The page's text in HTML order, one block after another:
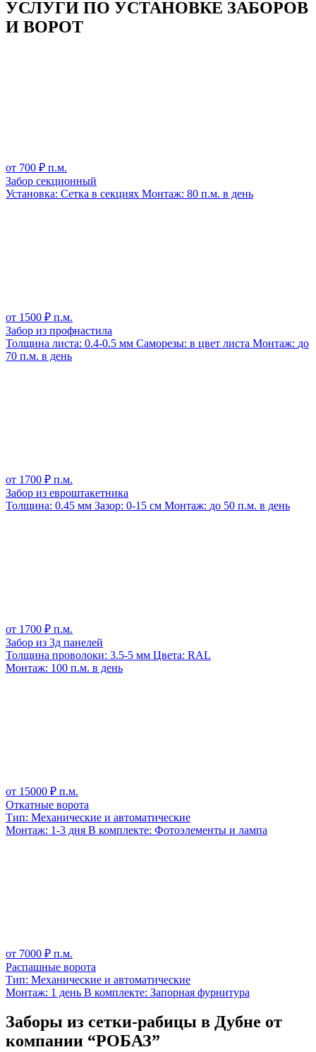
УСЛУГИ ПО УСТАНОВКЕ ЗАБОРОВ
И ВОРОТ
от 700 ₽ п.м.
Забор секционный
Установка: Сетка в секциях Монтаж: 80 п.м. в день
от 1500 ₽ п.м.
Забор из профнастила
Толщина листа: 0.4-0.5 мм Саморезы: в цвет листа Монтаж: до
70 п.м. в день
от 1700 ₽ п.м.
Забор из евроштакетника
Толщина: 0.45 мм Зазор: 0-15 см Монтаж: до 50 п.м. в день
от 1700 ₽ п.м.
Забор из 3д панелей
Толщина проволоки: 3.5-5 мм Цвета: RAL
Монтаж: 100 п.м. в день
от 15000 ₽ п.м.
Откатные ворота
Тип: Механические и автоматические
Монтаж: 1-3 дня В комплекте: Фотоэлементы и лампа
от 7000 ₽ п.м.
Распашные ворота
Тип: Механические и автоматические
Монтаж: 1 день В комплекте: Запорная фурнитура
Заборы из сетки-рабицы в Дубне от
компании “РОБАЗ”